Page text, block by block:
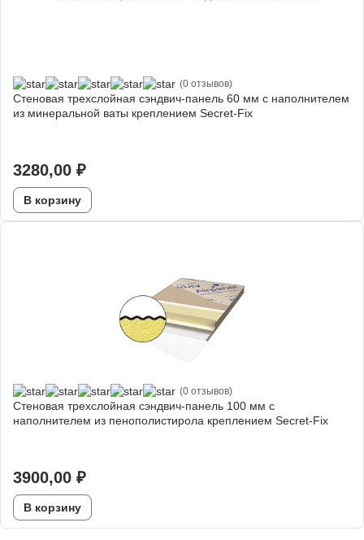
(0 отзывов)
Стеновая трехслойная сэндвич-панель 60 мм с наполнителем
из минеральной ваты креплением Secret-Fix
3280,00 ₽
В корзину
(0 отзывов)
Стеновая трехслойная сэндвич-панель 100 мм с
наполнителем из пенополистирола креплением Secret-Fix
3900,00 ₽
В корзину